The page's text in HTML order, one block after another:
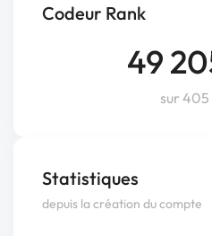
Codeur Rank
49
sur
Statistiques
depuis la création du compte